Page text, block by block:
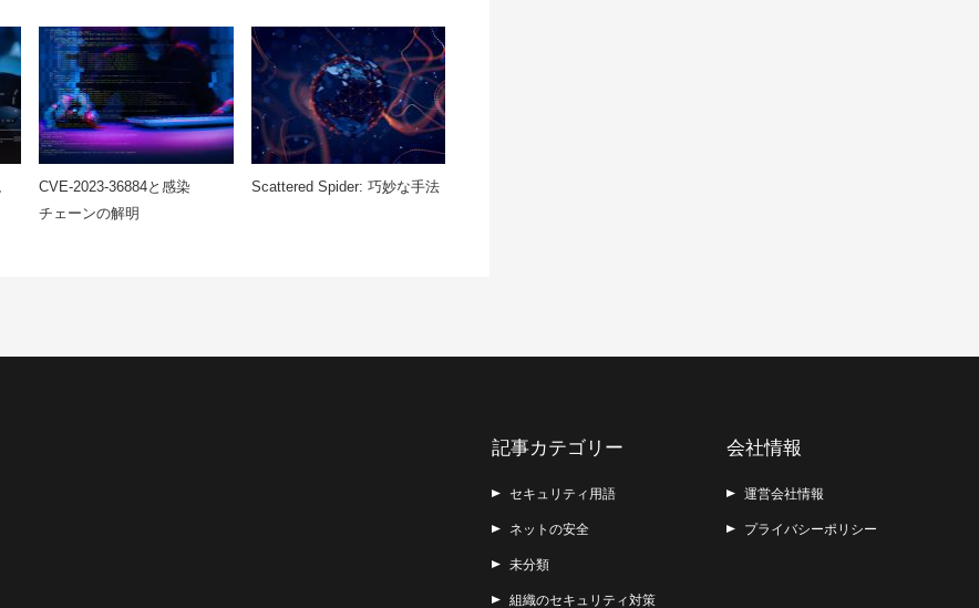
CVE-2023-36884と感染
チェーンの解明
Scattered Spider: 巧妙な手法
記事カテゴリー
セキュリティ用語
ネットの安全
未分類
組織のセキュリティ対策
会社情報
運営会社情報
プライバシーポリシー